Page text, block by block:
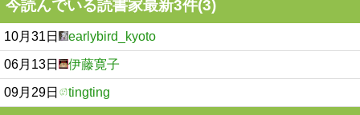
今読んでいる読書家最新3件(3)
10月31日 earlybird_kyoto
06月13日 伊藤寛子
09月29日 tingting